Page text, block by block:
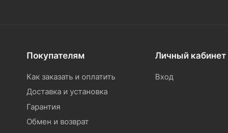
Покупателям
Как заказать и оплатить
Доставка и установка
Гарантия
Обмен и возврат
Личный кабинет
Вход